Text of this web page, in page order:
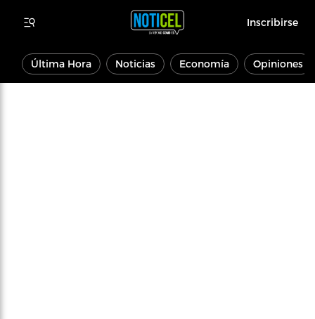
Inscribirse
Última Hora Noticias Economía Opiniones